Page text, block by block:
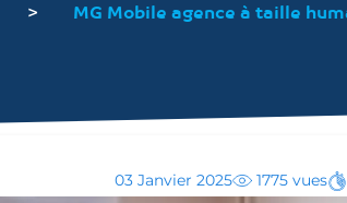
MG Mobile agence à taille
03 Janvier 2025 1775 vues